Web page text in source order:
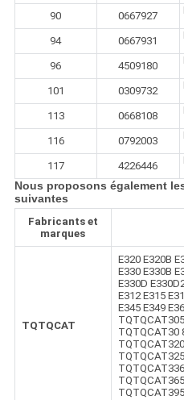
90
0667927
94 0667931
96
4509180
101 0309732
113 0668108
116 0792003
117 4226446
Nous proposons également
suivantes
Fabricants et
marques
TQTQCAT
E320 E320B
E330 E330B
E330D
E312 E315
E345 E349
TQTQCAT30
TQTQCAT395